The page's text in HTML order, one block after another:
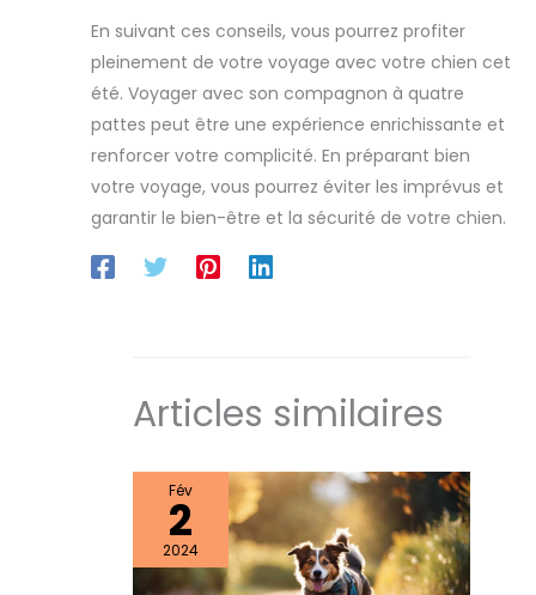
En suivant ces conseils, vous pourrez profiter
pleinement de votre voyage avec votre chien cet
été. Voyager avec son compagnon à quatre
pattes peut être une expérience enrichissante et
renforcer votre complicité. En préparant bien
votre voyage, vous pourrez éviter les imprévus et
garantir le bien-être et la sécurité de votre chien.
Articles similaires
Fév
2
2024